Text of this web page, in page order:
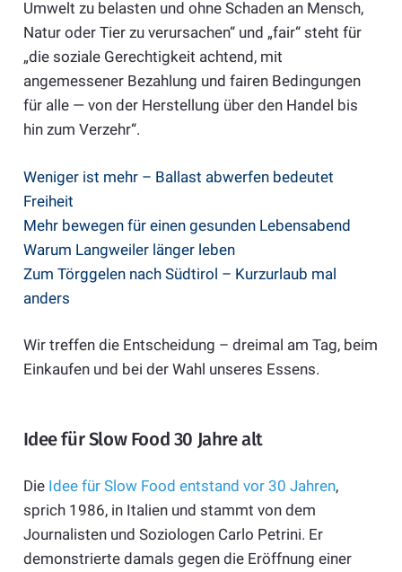
Umwelt zu belasten und ohne Schaden an Mensch,
Natur oder Tier zu verursachen“ und „fair“ steht für
„die soziale Gerechtigkeit achtend, mit
angemessener Bezahlung und fairen Bedingungen
für alle — von der Herstellung über den Handel bis
hin zum Verzehr“.
Weniger ist mehr – Ballast abwerfen bedeutet
Freiheit
Mehr bewegen für einen gesunden Lebensabend
Warum Langweiler länger leben
Zum Törggelen nach Südtirol – Kurzurlaub mal
anders
Wir treffen die Entscheidung – dreimal am Tag, beim
Einkaufen und bei der Wahl unseres Essens.
Idee für Slow Food 30 Jahre alt
DieIdee für Slow Food entstand vor 30 Jahren,
sprich 1986, in Italien und stammt von dem
Journalisten und Soziologen Carlo Petrini. Er
demonstrierte damals gegen die Eröffnung einer